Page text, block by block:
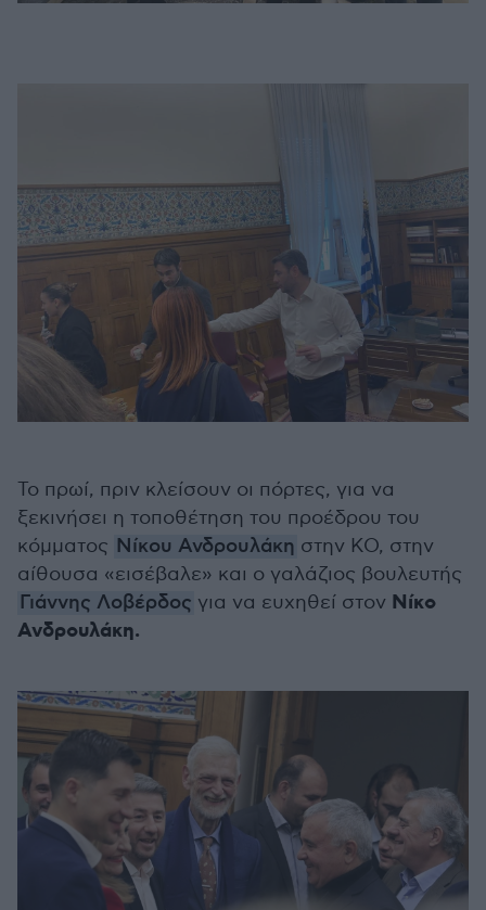
Το πρωί, πριν κλείσουν οι πόρτες, για να
ξεκινήσει η τοποθέτηση του προέδρου του
κόμματος Νίκου Ανδρουλάκη στην ΚΟ, στην
αίθουσα «εισέβαλε» και ο γαλάζιος βουλευτής
Γιάννης Λοβέρδος για να ευχηθεί στον Νίκο
Ανδρουλάκη.